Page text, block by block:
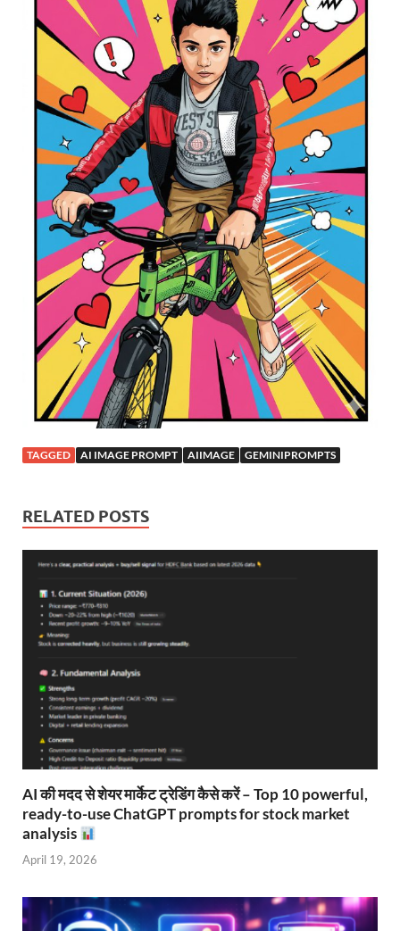
TAGGED AI IMAGE PROMPT AIIMAGE GEMINIPROMPTS
RELATED POSTS
AI की मदद से शेयर मार्केट ट्रेडिंग कैसे करें – Top 10 powerful,
ready-to-use ChatGPT prompts for stock market
analysis
April 19, 2026